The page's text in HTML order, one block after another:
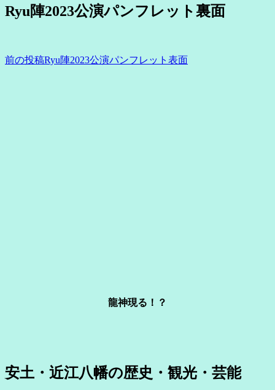
Ryu陣2023公演パンフレット裏面
投
前の投稿Ryu陣2023公演パンフレット表面
龍神現る！？
安土・近江八幡の歴史・観光・芸能